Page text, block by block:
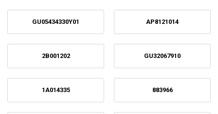
GU05434330Y01 AP8121014
2B001202 GU32067910
1A014335 883966